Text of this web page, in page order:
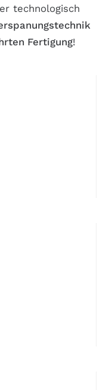
technologisch
Fertigung!